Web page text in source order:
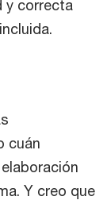
y correcta
cuán
Y creo que